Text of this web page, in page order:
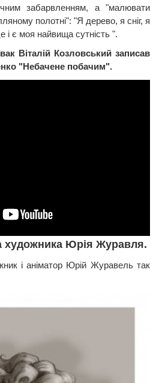
забарвленням, а "малювати
полотні": "Я дерево, я сніг, я
є моя найвища сутність ".
Віталій Козловський записав
"Небачене побачим".
художника Юрія Журавля.
і аніматор Юрій Журавель так